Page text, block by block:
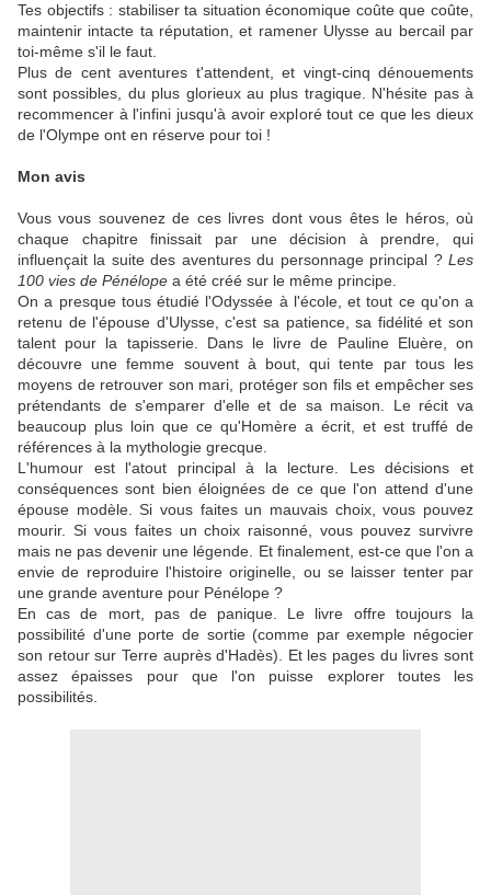
Tes objectifs : stabiliser ta situation économique coûte que coûte,
maintenir intacte ta réputation, et ramener Ulysse au bercail par
toi-même s'il le faut.
Plus de cent aventures t'attendent, et vingt-cinq dénouements
sont possibles, du plus glorieux au plus tragique. N'hésite pas à
recommencer à l'infini jusqu'à avoir exploré tout ce que les dieux
de l'Olympe ont en réserve pour toi !
Mon avis
Vous vous souvenez de ces livres dont vous êtes le héros, où
chaque chapitre finissait par une décision à prendre, qui
influençait la suite des aventures du personnage principal ? Les
100 vies de Pénélope a été créé sur le même principe.
On a presque tous étudié l'Odyssée à l'école, et tout ce qu'on a
retenu de l'épouse d'Ulysse, c'est sa patience, sa fidélité et son
talent pour la tapisserie. Dans le livre de Pauline Eluère, on
découvre une femme souvent à bout, qui tente par tous les
moyens de retrouver son mari, protéger son fils et empêcher ses
prétendants de s'emparer d'elle et de sa maison. Le récit va
beaucoup plus loin que ce qu'Homère a écrit, et est truffé de
références à la mythologie grecque.
L'humour est l'atout principal à la lecture. Les décisions et
conséquences sont bien éloignées de ce que l'on attend d'une
épouse modèle. Si vous faites un mauvais choix, vous pouvez
mourir. Si vous faites un choix raisonné, vous pouvez survivre
mais ne pas devenir une légende. Et finalement, est-ce que l'on a
envie de reproduire l'histoire originelle, ou se laisser tenter par
une grande aventure pour Pénélope ?
En cas de mort, pas de panique. Le livre offre toujours la
possibilité d'une porte de sortie (comme par exemple négocier
son retour sur Terre auprès d'Hadès). Et les pages du livres sont
assez épaisses pour que l'on puisse explorer toutes les
possibilités.